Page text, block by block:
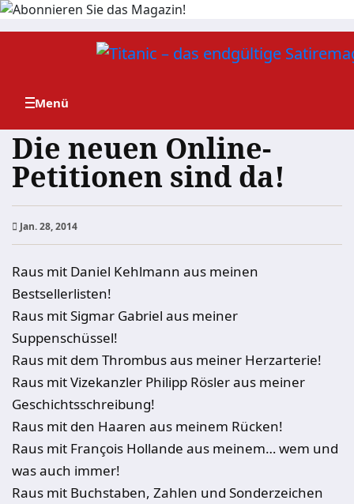
Zum
Die neuen Online-
Petitionen sind da!
Jan. 28, 2014
Raus mit Daniel Kehlmann aus meinen
Bestsellerlisten!
Raus mit Sigmar Gabriel aus meiner
Suppenschüssel!
Raus mit dem Thrombus aus meiner Herzarterie!
Raus mit Vizekanzler Philipp Rösler aus meiner
Geschichtsschreibung!
Raus mit den Haaren aus meinem Rücken!
Raus mit François Hollande aus meinem… wem und
was auch immer!
Raus mit Buchstaben, Zahlen und Sonderzeichen